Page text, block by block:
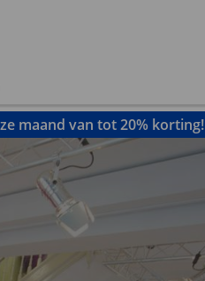
maand van tot 20% korting!